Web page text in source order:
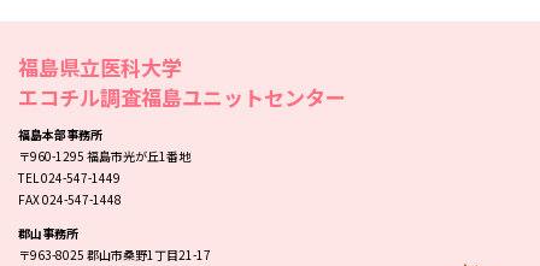
福島県立医科大学
エコチル調査福島ユニットセンター
福島本部事務所
〒960-1295 福島市光が丘1番地
TEL 024-547-1449
FAX 024-547-1448
郡山事務所
〒963-8025 郡山市桑野1丁目21-17